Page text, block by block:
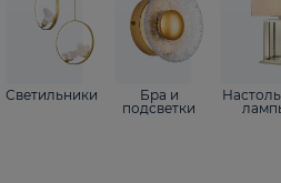
Светильники
Бра и
подсветки